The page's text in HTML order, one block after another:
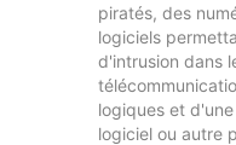
piratés, des
logiciels
d'intrusion dans
logiques et
logiciel ou autre